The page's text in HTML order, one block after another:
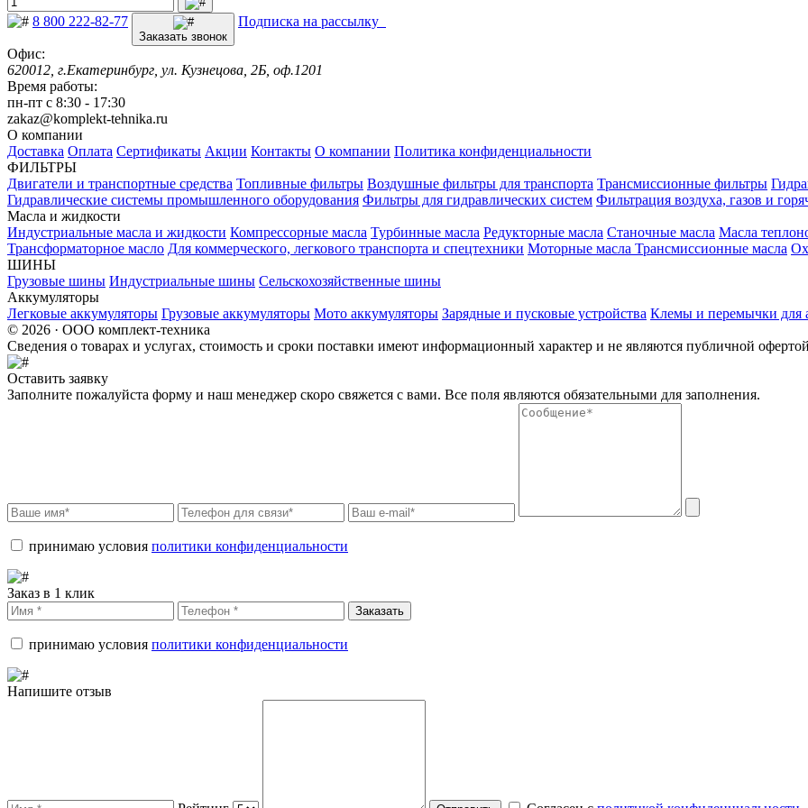
8 800 222-82-77
Заказать звонок
Подписка на рассылку
Офис:
620012, г.Екатеринбург, ул. Кузнецова, 2Б, оф.1201
Время работы:
пн-пт с 8:30 - 17:30
zakaz@komplekt-tehnika.ru
О компании
Доставка Оплата Сертификаты Акции Контакты О компании Политика конфиденциальности
ФИЛЬТРЫ
Двигатели и транспортные средства Топливные фильтры Воздушные фильтры для транспорта Трансмиссионные фильтры
Гидравлические системы промышленного оборудования Фильтры для гидравлических систем Фильтрация воздуха, газов и
Масла и жидкости
Индустриальные масла и жидкости Компрессорные масла Турбинные масла Редукторные масла Станочные масла Масла
Трансформаторное масло Для коммерческого, легкового транспорта и спецтехники Моторные масла Трансмиссионные масла
ШИНЫ
Грузовые шины Индустриальные шины Сельскохозяйственные шины
Аккумуляторы
Легковые аккумуляторы Грузовые аккумуляторы Мото аккумуляторы Зарядные и пусковые устройства Клемы и перемычки для
© 2026 · ООО комплект-техника
Сведения о товарах и услугах, стоимость и сроки поставки имеют информационный характер и не являются публичной
Оставить заявку
Заполните пожалуйста форму и наш менеджер скоро свяжется с вами. Все поля являются обязательными для заполнения.
принимаю условия политики конфиденциальности
Заказ в 1 клик
Заказать
принимаю условия политики конфиденциальности
Напишите отзыв